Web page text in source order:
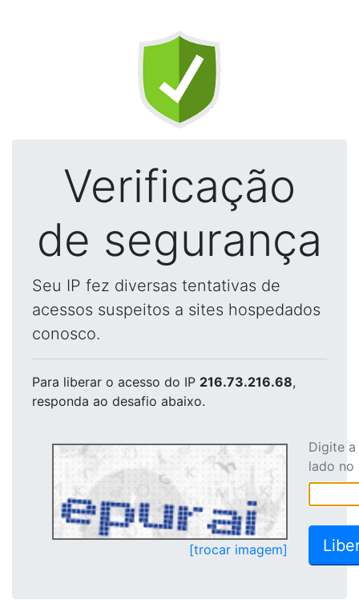
Verificação
de segurança
Seu IP fez diversas tentativas de
acessos suspeitos a sites hospedados
conosco.
Para liberar o acesso do IP 216.73.216.68,
responda ao desafio abaixo.
[trocar imagem]
Digite
lado no